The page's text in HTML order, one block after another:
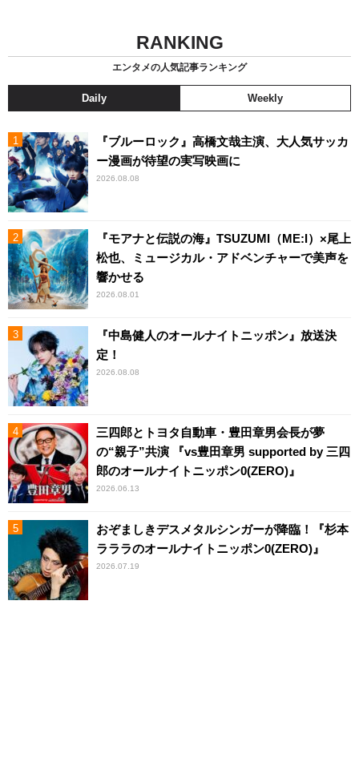
RANKING
エンタメの人気記事ランキング
Daily Weekly
『ブルーロック』高橋文哉主演、大人気サッカ
ー漫画が待望の実写映画に
2026.08.08
『モアナと伝説の海』TSUZUMI（ME:I）×尾上
松也、ミュージカル・アドベンチャーで美声を
響かせる
2026.08.01
『中島健人のオールナイトニッポン』放送決
定！
2026.08.08
三四郎とトヨタ自動車・豊田章男会長が夢
の“親子”共演 『vs豊田章男 supported by 三四
郎のオールナイトニッポン0(ZERO)』
2026.06.13
おぞましきデスメタルシンガーが降臨！『杉本
ラララのオールナイトニッポン0(ZERO)』
2026.07.19